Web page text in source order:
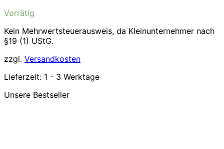
Vorrätig
Kein Mehrwertsteuerausweis, da Kleinunternehmer nach
§19 (1) UStG.
zzgl. Versandkosten
Lieferzeit: 1 - 3 Werktage
Unsere Bestseller